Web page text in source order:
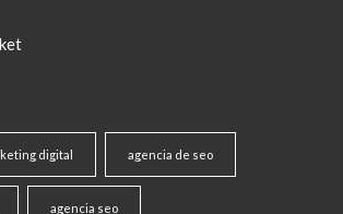
digital agencia de seo
agencia seo